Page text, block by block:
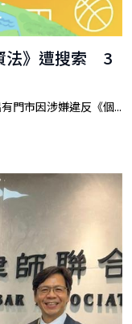
法》遭搜索 3
門市因涉嫌違反《個...